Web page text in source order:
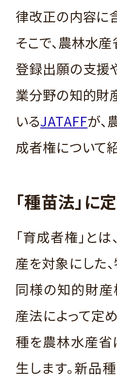
律改正の内容に
そこで、農林水
登録出願の支援
業分野の知的財
いるJATAFFが、
成者権について
「種苗法」
「育成者権」と
産を対象にした
同様の知的財産
産法によって定
種を農林水産省
生します。新品